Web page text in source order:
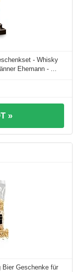
- Whisky
Ehemann - ...
»
Bier Geschenke für